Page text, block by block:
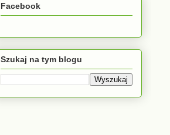
Facebook
Szukaj na tym blogu